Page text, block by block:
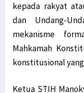
kepada rakyat
dan Undang-
mekanisme
Mahkamah
konstitusional
Ketua STIH